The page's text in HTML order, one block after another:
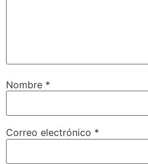
Nombre *
Correo electrónico *